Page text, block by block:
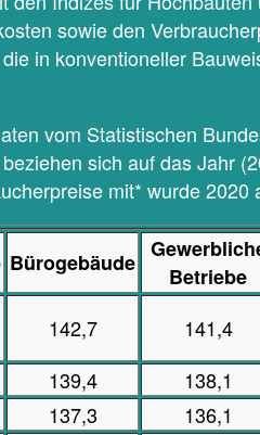
sowie den
in konventioneller
vom Statistischen
sich auf das Jahr
mit* wurde 2020
Bürogebäude
Betriebe
142,7
141,4
139,4
138,1
137,3
136,1